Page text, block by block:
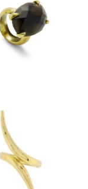
$2,970
anillos
Doble Punta
$1,790
destacados